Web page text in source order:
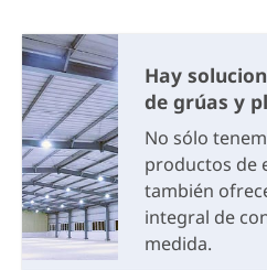
Hay
de grúas y
No sólo
productos de
también
integral de
medida.